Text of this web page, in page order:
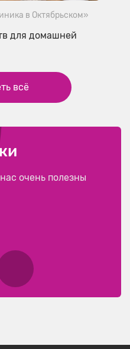
в Октябрьском»
для домашней
всё
очень полезны